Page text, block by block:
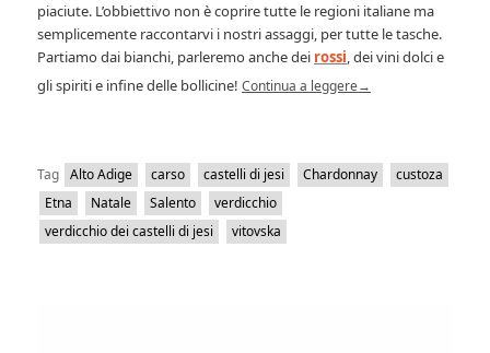
piaciute. L’obbiettivo non è coprire tutte le regioni italiane ma
semplicemente raccontarvi i nostri assaggi, per tutte le tasche.
Partiamo dai bianchi, parleremo anche dei rossi, dei vini dolci e
gli spiriti e infine delle bollicine!Continua a leggere→
Tag Alto Adige carso castelli di jesi Chardonnay
custoza
Etna
Natale Salento
verdicchio
verdicchio dei castelli di jesi
vitovska